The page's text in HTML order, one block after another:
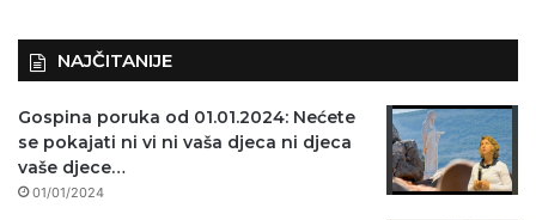
NAJČITANIJE
Gospina poruka od 01.01.2024: Nećete
se pokajati ni vi ni vaša djeca ni djeca
vaše djece…
01/01/2024